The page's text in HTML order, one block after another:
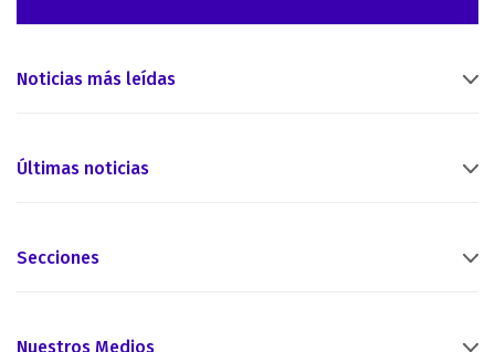
Noticias más leídas
Últimas noticias
Secciones
Nuestros Medios